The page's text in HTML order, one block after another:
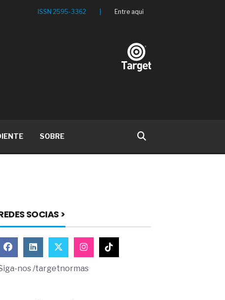
ISSN 2595-3362 Entre aqui
SOBRE
SOCIAS >
nos /targetnormas